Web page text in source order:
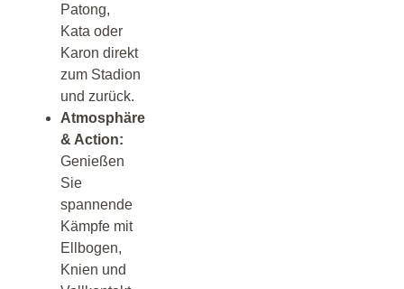
Patong,
Kata oder
Karon direkt
zum Stadion
und zurück.
Atmosphäre
& Action:
Genießen
Sie
spannende
Kämpfe mit
Ellbogen,
Knien und